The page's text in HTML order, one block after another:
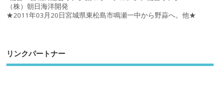
（株）朝日海洋開発
★2011年03月20日宮城県東松島市鳴瀬一中から野蒜へ。他★
リンクパートナー